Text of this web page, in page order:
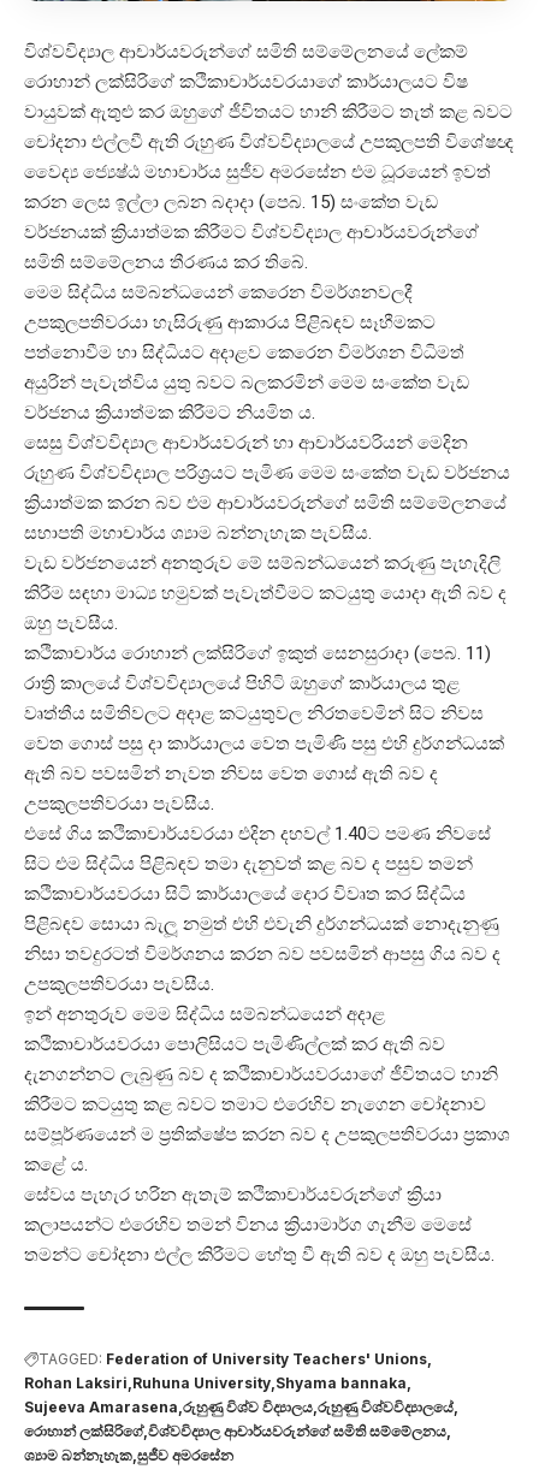
විශ්වවිද්‍යාල ආචාර්යවරුන්ගේ සමිති සම්මේලනයේ ලේකම්
රොහාන් ලක්සිරිගේ කථිකාචාර්යවරයාගේ කාර්යාලයට විෂ
වායුවක් ඇතුළු කර ඔහුගේ ජීවිතයට හානි කිරීමට තැත් කළ බවට
චෝදනා එල්ලවී ඇති රුහුණ විශ්වවිද්‍යාලයේ උපකුලපති විශේෂඥ
වෛද්‍ය ජ්‍යෙෂ්ඨ මහාචාර්ය සුජීව අමරසේන එම ධූරයෙන් ඉවත්
කරන ලෙස ඉල්ලා ලබන බදාදා (පෙබ. 15) සංකේත වැඩ
වර්ජනයක් ක්‍රියාත්මක කිරීමට විශ්වවිද්‍යාල ආචාර්යවරුන්ගේ
සමිති සම්මේලනය තීරණය කර තිබේ.
මෙම සිද්ධිය සම්බන්ධයෙන් කෙරෙන විමර්ශනවලදී
උපකුලපතිවරයා හැසිරුණු ආකාරය පිළිබඳව සෑහීමකට
පත්නොවීම හා සිද්ධියට අදාළව කෙරෙන විමර්ශන විධිමත්
අයුරින් පැවැත්විය යුතු බවට බලකරමින් මෙම සංකේත වැඩ
වර්ජනය ක්‍රියාත්මක කිරීමට නියමිත ය.
සෙසු විශ්වවිද්‍යාල ආචාර්යවරුන් හා ආචාර්යවරියන් මෙදින
රුහුණ විශ්වවිද්‍යාල පරිශ්‍රයට පැමිණ මෙම සංකේත වැඩ වර්ජනය
ක්‍රියාත්මක කරන බව එම ආචාර්යවරුන්ගේ සමිති සම්මේලනයේ
සභාපති මහාචාර්ය ශ්‍යාම බන්නැහැක පැවසීය.
වැඩ වර්ජනයෙන් අනතුරුව මේ සම්බන්ධයෙන් කරුණු පැහැදිලි
කිරීම සඳහා මාධ්‍ය හමුවක් පැවැත්වීමට කටයුතු යොදා ඇති බව ද
ඔහු පැවසීය.
කථිකාචාර්ය රොහාන් ලක්සිරිගේ ඉකුත් සෙනසුරාදා (පෙබ. 11)
රාත්‍රි කාලයේ විශ්වවිද්‍යාලයේ පිහිටි ඔහුගේ කාර්යාලය තුළ
වෘත්තීය සමිතිවලට අදාළ කටයුතුවල නිරතවෙමින් සිට නිවස
වෙත ගොස් පසු දා කාර්යාලය වෙත පැමිණි පසු එහි දුර්ගන්ධයක්
ඇති බව පවසමින් නැවත නිවස වෙත ගොස් ඇති බව ද
උපකුලපතිවරයා පැවසීය.
එසේ ගිය කථිකාචාර්යවරයා එදින දහවල් 1.40ට පමණ නිවසේ
සිට එම සිද්ධිය පිළිබඳව තමා දැනුවත් කළ බව ද පසුව තමන්
කථිකාචාර්යවරයා සිටි කාර්යාලයේ දොර විවෘත කර සිද්ධිය
පිළිබඳව සොයා බැලූ නමුත් එහි එවැනි දුර්ගන්ධයක් නොදැනුණු
නිසා තවදුරටත් විමර්ශනය කරන බව පවසමින් ආපසු ගිය බව ද
උපකුලපතිවරයා පැවසීය.
ඉන් අනතුරුව මෙම සිද්ධිය සම්බන්ධයෙන් අදාළ
කථිකාචාර්යවරයා පොලිසියට පැමිණිල්ලක් කර ඇති බව
දැනගන්නට ලැබුණු බව ද කථිකාචාර්යවරයාගේ ජීවිතයට හානි
කිරීමට කටයුතු කළ බවට තමාට එරෙහිව නැගෙන චෝදනාව
සම්පූර්ණයෙන් ම ප්‍රතික්ෂේප කරන බව ද උපකුලපතිවරයා ප්‍රකාශ
කළේ ය.
සේවය පැහැර හරින ඇතැම් කථිකාචාර්යවරුන්ගේ ක්‍රියා
කලාපයන්ට එරෙහිව තමන් විනය ක්‍රියාමාර්ග ගැනීම මෙසේ
තමන්ට චෝදනා එල්ල කිරීමට හේතු වී ඇති බව ද ඔහු පැවසීය.
TAGGED: Federation of University Teachers' Unions
Rohan Laksiri Ruhuna University Shyama bannaka
Sujeeva Amarasena රුහුණු විශ්ව විද්‍යාලය රුහුණු විශ්වවිද්‍යාලයේ
රොහාන් ලක්සිරිගේ විශ්වවිද්‍යාල ආචාර්යවරුන්ගේ සමිති සම්මේලනය
ශ්‍යාම බන්නැහැක සුජීව අමරසේන